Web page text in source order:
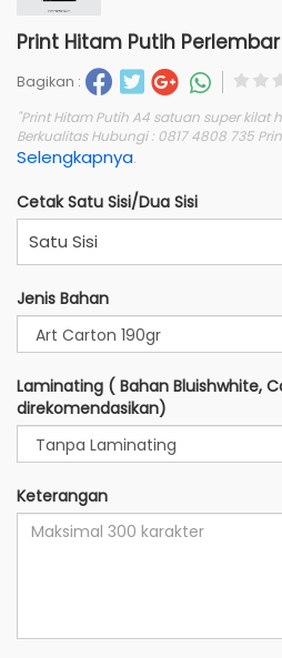
Print Hitam Putih
Bagikan :
"Print Hitam Putih A4 satuan super kilat
Berkualitas Hubungi : 0817 4808 735
Selengkapnya.
Cetak Satu Sisi/Dua Sisi
Satu Sisi
Jenis Bahan
Laminating ( Bahan Bluishwhite,
direkomendasikan)
Keterangan